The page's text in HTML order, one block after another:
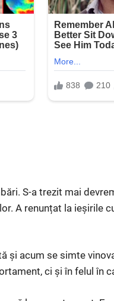
S-a trezit mai
A renunțat la ieșirile
și acum se simte
ci și în felul în